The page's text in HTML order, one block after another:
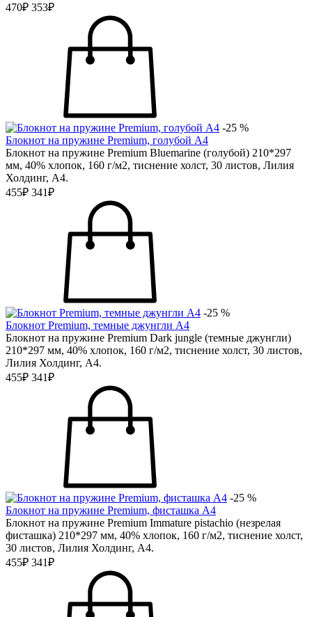
470₽ 353₽
-25 %
Блокнот на пружине Premium, голубой А4
Блокнот на пружине Premium Bluemarine (голубой) 210*297
мм, 40% хлопок, 160 г/м2, тиснение холст, 30 листов, Лилия
Холдинг, А4.
455₽ 341₽
-25 %
Блокнот Premium, темные джунгли А4
Блокнот на пружине Premium Dark jungle (темные джунгли)
210*297 мм, 40% хлопок, 160 г/м2, тиснение холст, 30 листов,
Лилия Холдинг, А4.
455₽ 341₽
-25 %
Блокнот на пружине Premium, фисташка А4
Блокнот на пружине Premium Immature pistachio (незрелая
фисташка) 210*297 мм, 40% хлопок, 160 г/м2, тиснение холст,
30 листов, Лилия Холдинг, А4.
455₽ 341₽